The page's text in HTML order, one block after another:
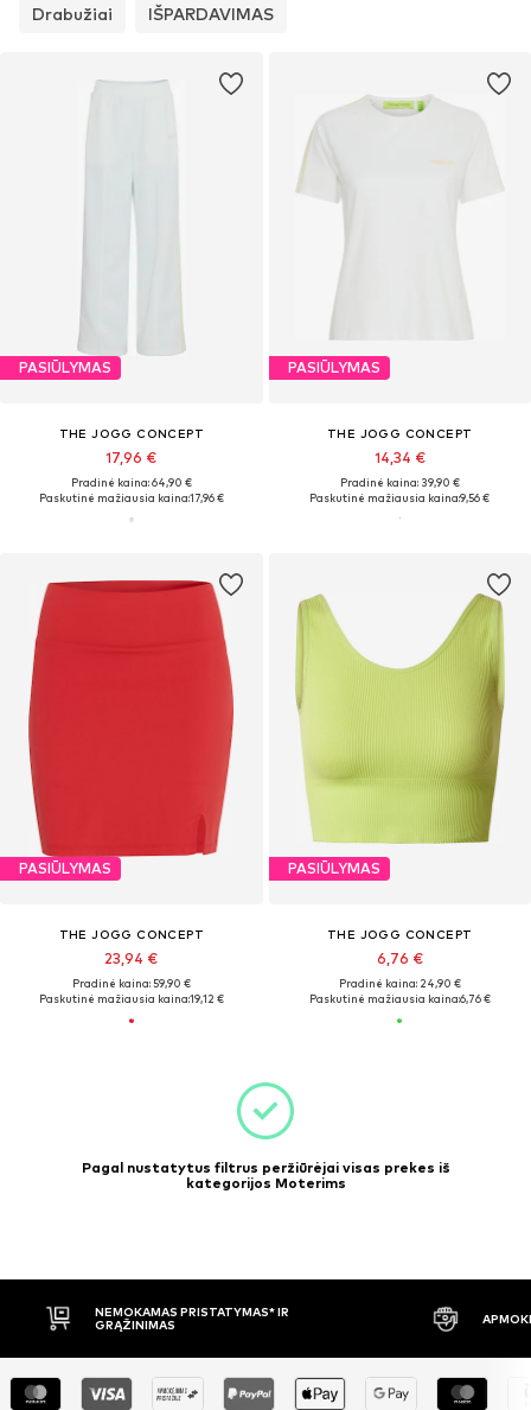
Drabužiai IŠPARDAVIMAS
PASIŪLYMAS
THE JOGG CONCEPT
17,96 €
Pradinė kaina: 64,90 €
Paskutinė mažiausia kaina:17,96 €
PASIŪLYMAS
THE JOGG CONCEPT
14,34 €
Pradinė kaina: 39,90 €
Paskutinė mažiausia kaina:9,56 €
PASIŪLYMAS
THE JOGG CONCEPT
23,94 €
Pradinė kaina: 59,90 €
Paskutinė mažiausia kaina:19,12 €
PASIŪLYMAS
THE JOGG CONCEPT
6,76 €
Pradinė kaina: 24,90 €
Paskutinė mažiausia kaina:6,76 €
Pagal nustatytus filtrus peržiūrėjai visas prekes iš
kategorijos Moterims
NEMOKAMAS PRISTATYMAS* IR
GRĄŽINIMAS